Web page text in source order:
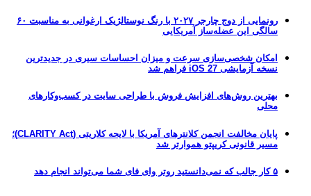
رونمایی از دوج چارجر ۲۰۲۷ با رنگ نوستالژیک ارغوانی به مناسبت ۶۰
سالگی این عضله‌ساز آمریکایی
امکان شخصی‌سازی سرعت و میزان احساسات سیری در جدیدترین
نسخه آزمایشی iOS 27 فراهم شد
بهترین روش‌های افزایش فروش با طراحی سایت در کسب‌وکارهای
محلی
پایان مخالفت انجمن کلانترهای آمریکا با لایحه کلاریتی (CLARITY Act)؛
مسیر قانونی کریپتو هموارتر شد
۵ کار جالب که نمی‌دانستید روتر وای فای شما می‌تواند انجام دهد